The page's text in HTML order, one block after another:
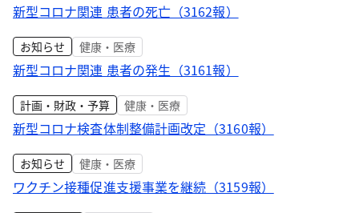
新型コロナ関連 患者の死亡（3162報）
お知らせ 健康・医療
新型コロナ関連 患者の発生（3161報）
計画・財政・予算 健康・医療
新型コロナ検査体制整備計画改定（3160報）
お知らせ 健康・医療
ワクチン接種促進支援事業を継続（3159報）